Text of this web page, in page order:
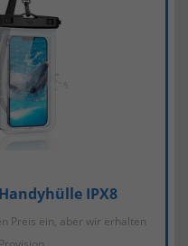
IPX8
Preis ein, aber wir erhalten